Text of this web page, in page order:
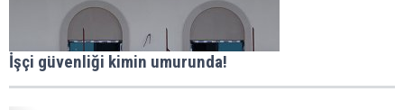
İşçi güvenliği kimin umurunda!